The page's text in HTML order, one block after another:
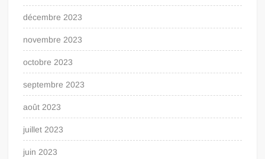
décembre 2023
novembre 2023
octobre 2023
septembre 2023
août 2023
juillet 2023
juin 2023